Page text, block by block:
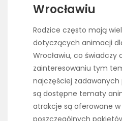
Wrocławiu
Rodzice często mają
dotyczących animacji
Wrocławiu, co świadczy
zainteresowaniu tym
najczęściej
są dostępne tematy
atrakcje są oferowane
poszczególnych